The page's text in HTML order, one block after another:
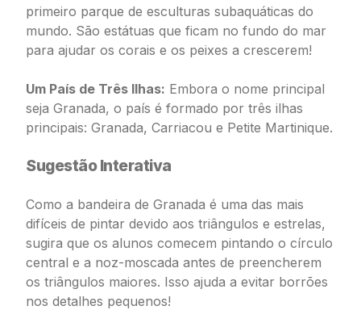
primeiro parque de esculturas subaquáticas do
mundo. São estátuas que ficam no fundo do mar
para ajudar os corais e os peixes a crescerem!
Um País de Três Ilhas: Embora o nome principal
seja Granada, o país é formado por três ilhas
principais: Granada, Carriacou e Petite Martinique.
Sugestão Interativa
Como a bandeira de Granada é uma das mais
difíceis de pintar devido aos triângulos e estrelas,
sugira que os alunos comecem pintando o círculo
central e a noz-moscada antes de preencherem
os triângulos maiores. Isso ajuda a evitar borrões
nos detalhes pequenos!